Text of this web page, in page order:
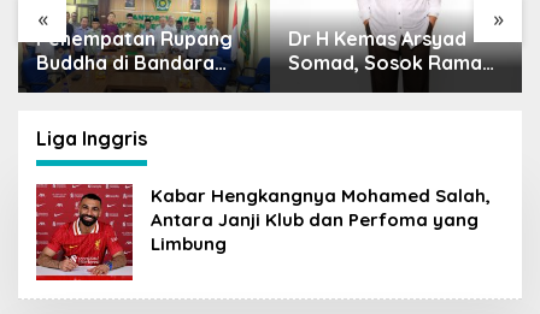
« »
Dr H Kemas Arsyad
Somad, Sosok Ramah
Tanpa Kehilangan
Harga Sawit Runtuh,
Siapa Yang Peduli
Nasib Petani?
Liga Inggris
Kabar Hengkangnya Mohamed Salah,
Antara Janji Klub dan Perfoma yang
Limbung